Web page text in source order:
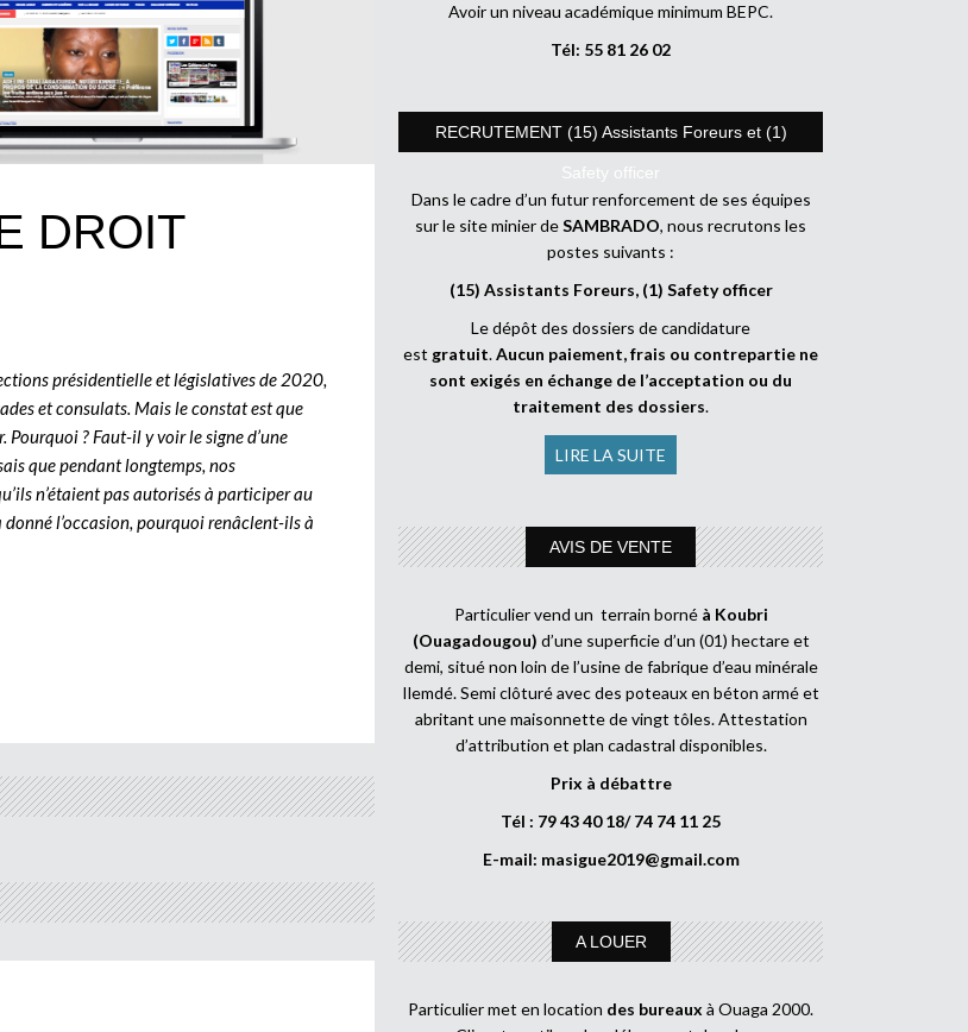
DROIT
présidentielle et législatives de 2020,
et consulats. Mais le constat est que
? Faut-il y voir le signe d’une
que pendant longtemps, nos
n’étaient pas autorisés à participer au
l’occasion, pourquoi renâclent-ils à
Avoir un niveau académique minimum BEPC.
Tél: 55 81 26 02
RECRUTEMENT (15) Assistants Foreurs et (1)
Safety officer
Dans le cadre d’un futur renforcement de ses équipes
sur le site minier deSAMBRADO, nous recrutons les
postes suivants :
(15) Assistants Foreurs, (1) Safety officer
Le dépôt des dossiers de candidature
est gratuit.Aucun paiement, frais ou contrepartie ne
sont exigés en échange de l’acceptation ou du
traitement des dossiers.
LIRE LA SUITE
AVIS DE VENTE
Particulier vend un terrain borné à Koubri
(Ouagadougou) d’une superficie d’un (01) hectare et
demi, situé non loin de l’usine de fabrique d’eau minérale
Ilemdé. Semi clôturé avec des poteaux en béton armé et
abritant une maisonnette de vingt tôles. Attestation
d’attribution et plan cadastral disponibles.
Prix à débattre
Tél : 79 43 40 18/ 74 74 11 25
E-mail: masigue2019@gmail.com
A LOUER
Particulier met en location des bureaux à Ouaga 2000.